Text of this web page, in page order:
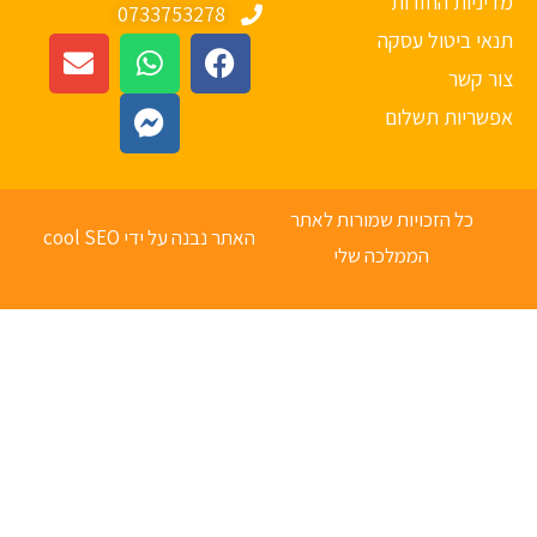
ביטול עסקה
קשר
תשלום
0733753278
כל הזכויות שמורות לאתר
הממלכה שלי
האתר נבנה על ידי cool SEO